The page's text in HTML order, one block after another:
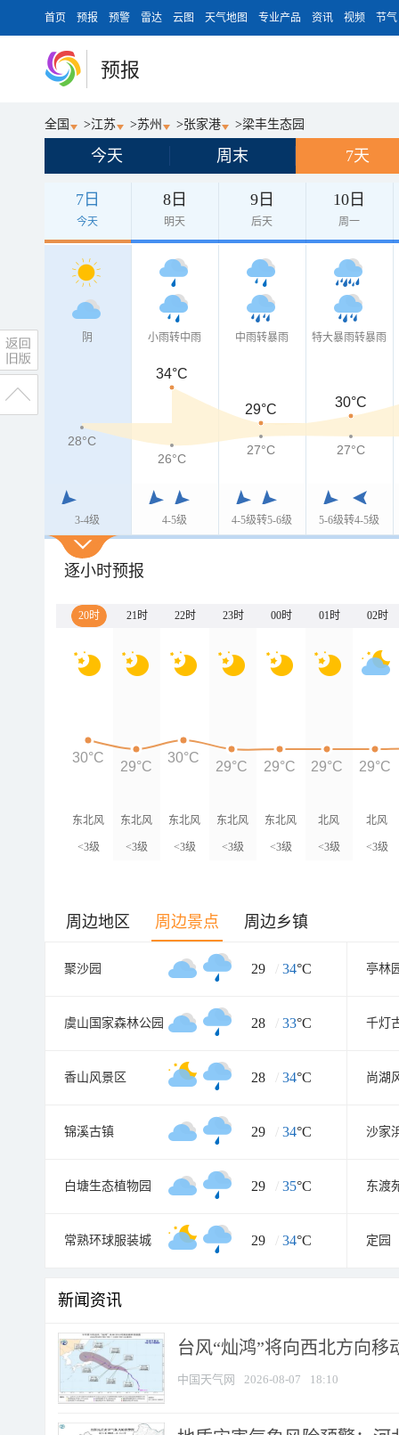
首页 预报 预警 雷达 云图 天气地图 专业产品 资讯 视频 节气
预报
全国 >江苏 >苏州 >张家港 >梁丰生态园
今天 周末 7天
7日
今天
8日
明天
9日
后天
10日
周一
阴
3-4级
小雨转中雨
4-5级
中雨转暴雨
4-5级转5-6级
特大暴雨转暴雨
5-6级转4-5级
34°C
29°C 30°C
28°C
26°C
27°C 27°C
逐小时预报
20时 21时 22时 23时 00时 01时 02时
东北风
<3级
东北风
<3级
东北风
<3级
东北风
<3级
东北风
<3级
北风
<3级
北风
<3级
30°C
29°C
30°C
29°C 29°C 29°C 29°C
周边地区 周边景点 周边乡镇
聚沙园 29 / 34°C 亭林
虞山国家森林公园 28 / 33°C 千灯
香山风景区 28 / 34°C 尚湖
锦溪古镇 29 / 34°C 沙家
白塘生态植物园 29 / 35°C 东渡
常熟环球服装城 29 / 34°C 定园
新闻资讯
台风“灿鸿”将向西北方向移
中国天气网 2026-08-07 18:10